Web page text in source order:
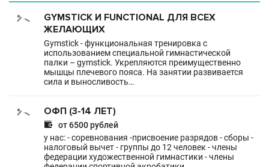
GYMSTICK И FUNCTIONAL ДЛЯ ВСЕХ
ЖЕЛАЮЩИХ
Gymstick - функциональная тренировка с
использованием специальной гимнастической
палки – gymstick. Укрепляются преимущественно
мышцы плечевого пояса. На занятии развивается
сила и выносливость…
ОФП (3-14 ЛЕТ)

от 6500 рублей
у нас: - соревнования -присвоение разрядов - сборы -
налоговый вычет - группы до 12 человек - члены
федерации художественной гимнастики - члены